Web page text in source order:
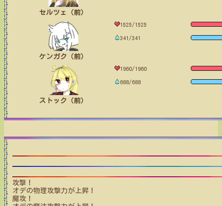
セルツェ（前）
ケンガク（前）
1525/1525
341/341
ストック（前）
1960/1960
688/688
攻撃！
オデの物理攻撃力が上昇！
魔攻！